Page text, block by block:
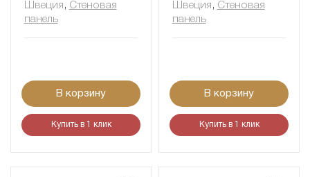
Швеция , Cтеновая
панель
В корзину
Купить в 1 клик
Швеция , Cтеновая
панель
В корзину
Купить в 1 клик